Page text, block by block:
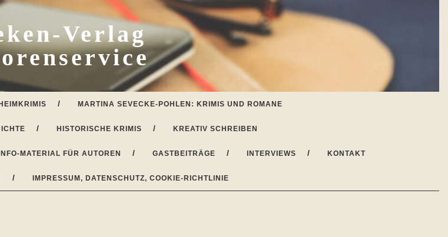
Verlag
MARTINA SEVECKE-POHLEN: KRIMIS UND ROMANE
HISTORISCHE KRIMIS KREATIV SCHREIBEN
INFO-MATERIAL FÜR AUTOREN GASTBEITRÄGE INTERVIEWS KONTAKT
IMPRESSUM, DATENSCHUTZ, COOKIE-RICHTLINIE